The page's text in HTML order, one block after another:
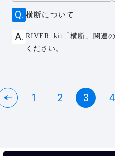
横断について
RIVER_kit「横断」関連
ください。
1 2 3 4